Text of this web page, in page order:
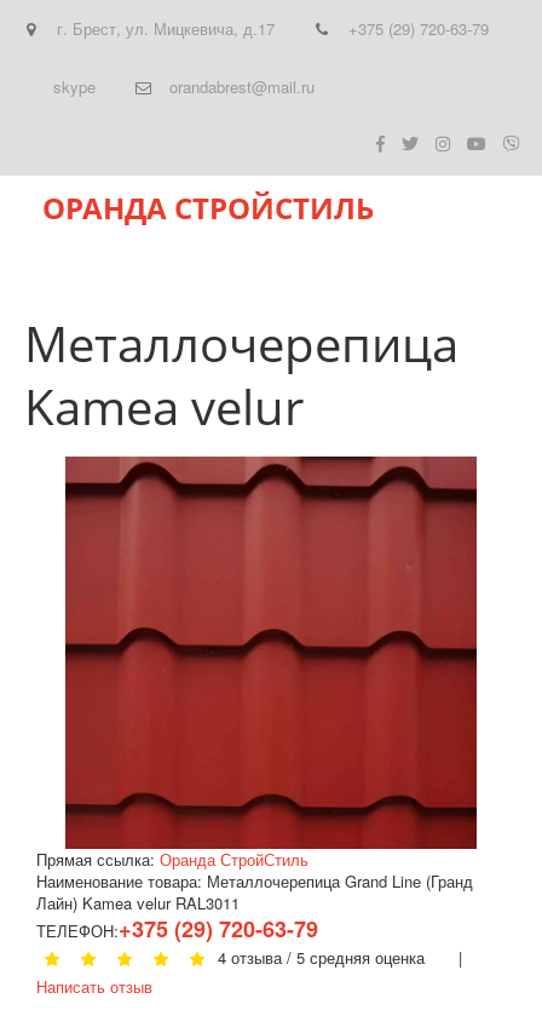
г. Брест, ул. Мицкевича, д.17 +375 (29) 720-63-79
skype orandabrest@mail.ru
ОРАНДА СТРОЙСТИЛЬ
Металлочерепица
Kamea velur
Прямая ссылка: Оранда СтройСтиль
Наименование товара: Металлочерепица Grand Line (Гранд
Лайн) Kamea velur RAL3011
ТЕЛЕФОН:+375 (29) 720-63-79
4 отзыва / 5 средняя оценка |
Написать отзыв